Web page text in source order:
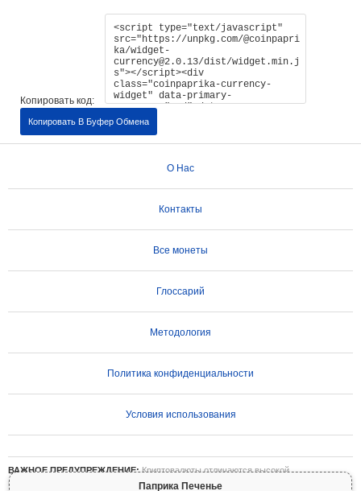
Паприка Печенье
Копировать код:
Копировать В Буфер Обмена
О Нас
Контакты
Все монеты
Глоссарий
Методология
Политика конфиденциальности
Условия использования
ВАЖНОЕ ПРЕДУПРЕЖДЕНИЕ:Криптовалюты отличаются высокой
волатильностью и сопряжены со значительными рисками. Вы можете потерять